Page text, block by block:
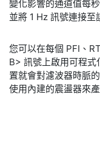
變化影響的通道值每
並將 1 Hz 訊號連接至
您可以在每個 PFI、
B> 訊號上啟用可程
置就會對濾波器時脈
使用內建的震盪器來